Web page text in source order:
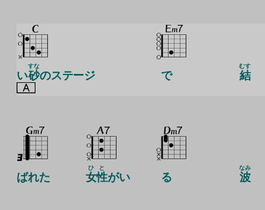
い砂
すな
のステージ で 結
むす
ばれた 女性
ひと
がい る 波
なみ